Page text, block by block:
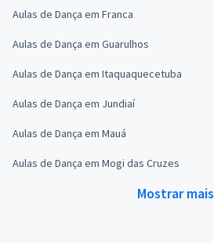
Aulas de Dança em Franca
Aulas de Dança em Guarulhos
Aulas de Dança em Itaquaquecetuba
Aulas de Dança em Jundiaí
Aulas de Dança em Mauá
Aulas de Dança em Mogi das Cruzes
Mostrar mais